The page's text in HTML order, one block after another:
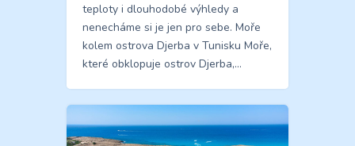
teploty i dlouhodobé výhledy a
nenecháme si je jen pro sebe. Moře
kolem ostrova Djerba v Tunisku Moře,
které obklopuje ostrov Djerba,…